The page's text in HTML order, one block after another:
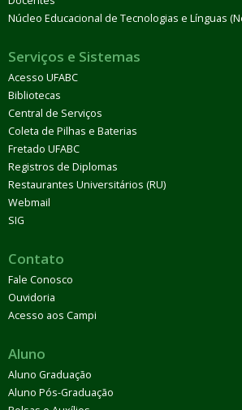
Núcleo Educacional de Tecnologias e Línguas
Serviços e Sistemas
Acesso UFABC
Bibliotecas
Central de Serviços
Coleta de Pilhas e Baterias
Fretado UFABC
Registros de Diplomas
Restaurantes Universitários (RU)
Webmail
SIG
Contato
Fale Conosco
Ouvidoria
Acesso aos Campi
Aluno
Aluno Graduação
Aluno Pós-Graduação